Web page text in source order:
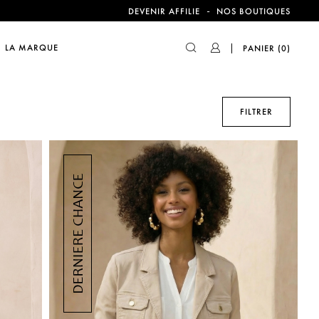
!
DEVENIR AFFILIE - NOS BOUTIQUES
LA MARQUE PANIER (0)
FILTRER